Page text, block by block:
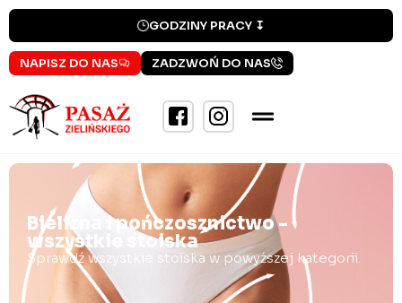
GODZINY PRACY ↧
NAPISZ DO NAS ZADZWOŃ DO NAS
Bielizna i pończosznictwo -
wszystkie stoiska
Sprawdź wszystkie stoiska w powyższej kategorii.